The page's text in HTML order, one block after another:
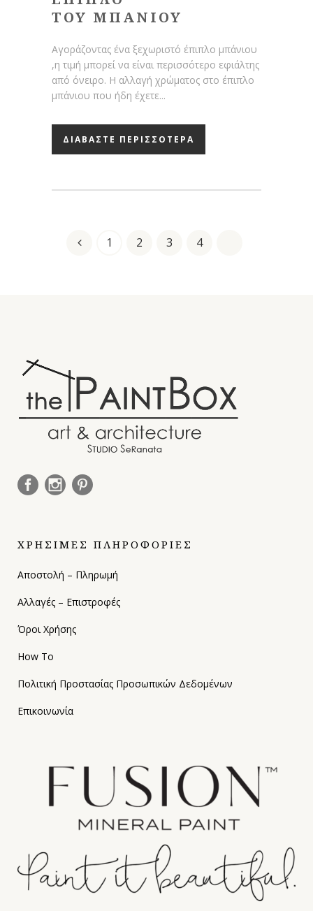
ΤΟΥ ΜΠΑΝΙΟΥ
Αγοράζοντας ένα ξεχωριστό έπιπλο μπάνιου
,η τιμή μπορεί να είναι περισσότερο εφιάλτης
από όνειρο. Η αλλαγή χρώματος στο έπιπλο
μπάνιου που ήδη έχετε...
ΔΙΑΒΑΣΤΕ ΠΕΡΙΣΣΟΤΕΡΑ
1 2 3 4
ΧΡΗΣΙΜΕΣ ΠΛΗΡΟΦΟΡΙΕΣ
Αποστολή – Πληρωμή
Αλλαγές – Επιστροφές
Όροι Χρήσης
How To
Πολιτική Προστασίας Προσωπικών Δεδομένων
Επικοινωνία